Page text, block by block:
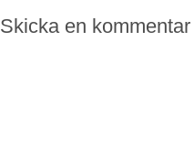
Skicka en kommentar